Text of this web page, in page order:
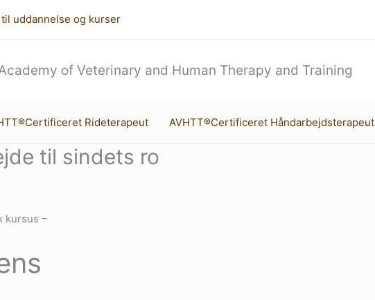
uddannelse og kurser
of Veterinary and Human Therapy and Training
Rideterapeut AVHTT®Certificeret Håndarbejdsterapeut
til sindets ro
kursus –